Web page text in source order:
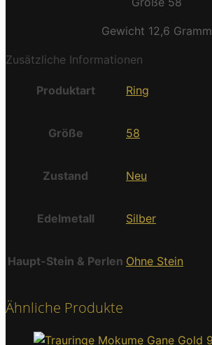
Gewicht 12,6 Gramm
Zusätzliche Informationen
Produktart Ring
Größe 58
Zustand Neu
Edelmetall Silber
Haupt-Stein & Perlen Ohne Stein
Ähnliche Produkte